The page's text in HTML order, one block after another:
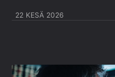
22 KESÄ 2026